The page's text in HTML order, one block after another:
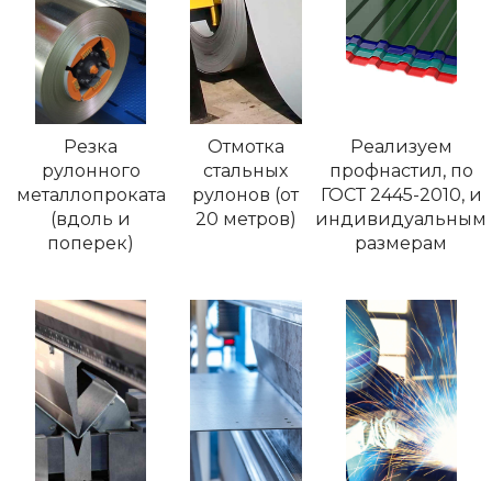
Резка
рулонного
металлопроката
(вдоль и
поперек)
Отмотка
стальных
рулонов (от
20 метров)
Реализуем
профнастил, по
ГОСТ 2445-2010, и
индивидуальным
размерам